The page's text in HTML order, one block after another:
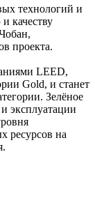
технологий и
качеству
проекта.
LEED,
Gold, и станет
Зелёное
и эксплуатации
ресурсов на